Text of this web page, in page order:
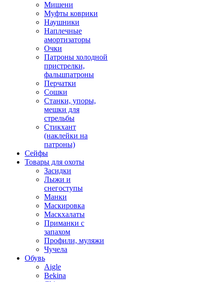
Мишени
Муфты коврики
Наушники
Наплечные
амортизаторы
Очки
Патроны холодной
пристрелки,
фальшпатроны
Перчатки
Сошки
Станки, упоры,
мешки для
стрельбы
Стикхант
(наклейки на
патроны)
Сейфы
Товары для охоты
Засидки
Лыжи и
снегоступы
Манки
Маскировка
Маскхалаты
Приманки с
запахом
Профили, муляжи
Чучела
Обувь
Aigle
Bekina